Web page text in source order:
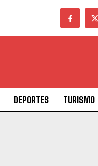
DEPORTES TURISMO